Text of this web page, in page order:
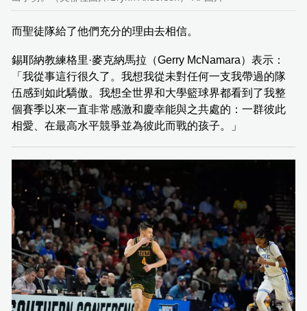
而聖徒隊給了他們充分的理由去相信。
錫耶納教練格里·麥克納馬拉（Gerry McNamara）表示：
「我從事這行很久了。我想我從未對任何一支我帶過的隊
伍感到如此驕傲。我想全世界和大學籃球界都看到了我整
個賽季以來一直非常感激和慶幸能與之共處的：一群彼此
相愛、在最高水平競爭並為彼此而戰的孩子。」